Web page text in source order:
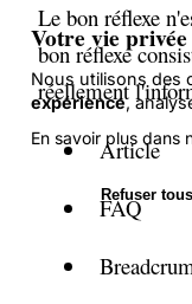
Le bon réflexe
bon réflexe
réellement
Article
FAQ
Votre vie
Nous utilisons des
expérience,
En savoir plus dans
Refuser tous